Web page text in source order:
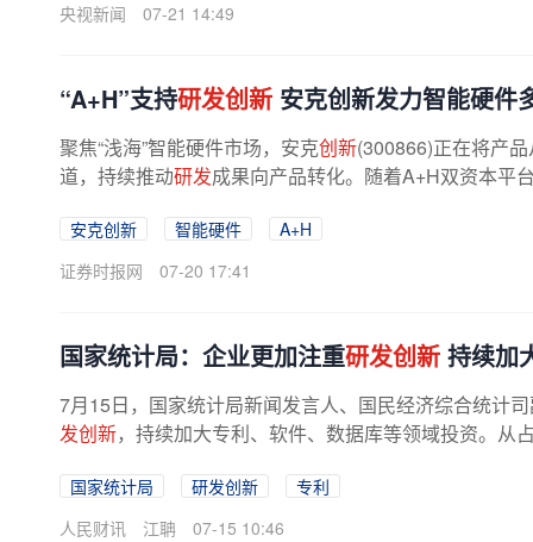
央视新闻
07-21 14:49
“A+H”支持研发创新 安克创新发力智能硬件
聚焦“浅海”智能硬件市场，安克创新(300866)正在将产
道，持续推动研发成果向产品转化。随着A+H双资本平
安克创新 智能硬件
A+H
证券时报网
07-20 17:41
国家统计局：企业更加注重研发创新 持续加
7月15日，国家统计局新闻发言人、国民经济综合统计
发创新，持续加大专利、软件、数据库等领域投资。从
国家统计局 研发创新
专利
人民财讯
江聃 07-15 10:46